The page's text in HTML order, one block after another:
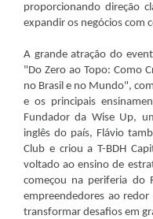
proporcionando direção
expandir os negócios com
A grande atração do
"Do Zero ao Topo: Como
no Brasil e no Mundo",
e os principais
Fundador da Wise Up,
inglês do país, Flávio
Club e criou a T-BDH
voltado ao ensino de
começou na periferia do
empreendedores ao
transformar desafios em